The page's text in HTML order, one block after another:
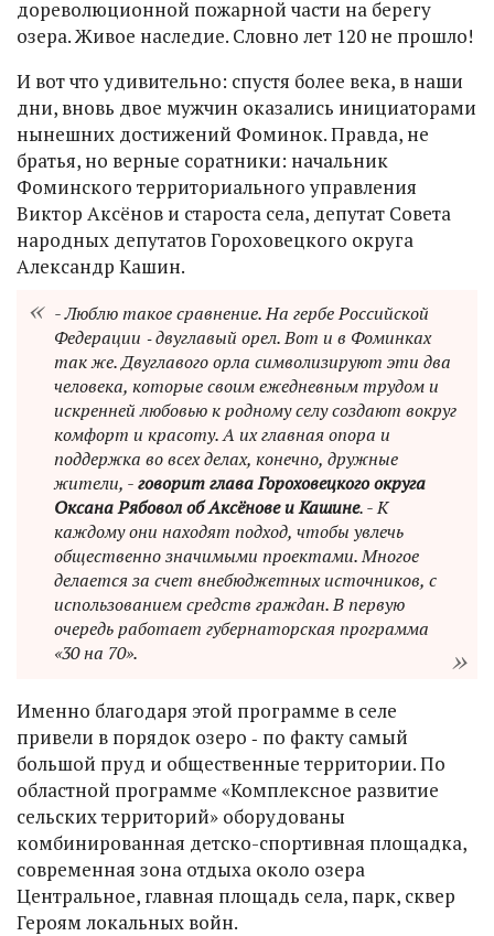
дореволюционной пожарной части на берегу
озера. Живое наследие. Словно лет 120 не прошло!
И вот что удивительно: спустя более века, в наши
дни, вновь двое мужчин оказались инициаторами
нынешних достижений Фоминок. Правда, не
братья, но верные соратники: начальник
Фоминского территориального управления
Виктор Аксёнов и староста села, депутат Совета
народных депутатов Гороховецкого округа
Александр Кашин.
- Люблю такое сравнение. На гербе Российской
Федерации ‑ двуглавый орел. Вот и в Фоминках
так же. Двуглавого орла символизируют эти два
человека, которые своим ежедневным трудом и
искренней любовью к родному селу создают вокруг
комфорт и красоту. А их главная опора и
поддержка во всех делах, конечно, дружные
жители, -говорит глава Гороховецкого округа
Оксана Рябовол об Аксёнове и Кашине. - К
каждому они находят подход, чтобы увлечь
общественно значимыми проектами. Многое
делается за счет внебюджетных источников, с
использованием средств граждан. В первую
очередь работает губернаторская программа
«30 на 70».
Именно благодаря этой программе в селе
привели в порядок озеро ‑ по факту самый
большой пруд и общественные территории. По
областной программе «Комплексное развитие
сельских территорий» оборудованы
комбинированная детско-спортивная площадка,
современная зона отдыха около озера
Центральное, главная площадь села, парк, сквер
Героям локальных войн.